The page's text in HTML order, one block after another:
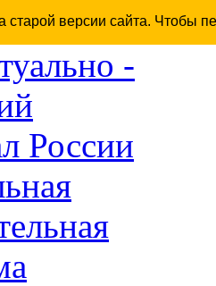
старой версии сайта. Чтобы
-
России